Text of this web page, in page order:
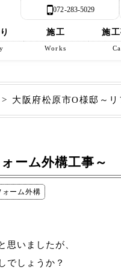
施工
Works
施
072-283-5029
大阪府松原市O様邸～
ーム外構工事～
ォーム外構
思いましたが、
でしょうか？